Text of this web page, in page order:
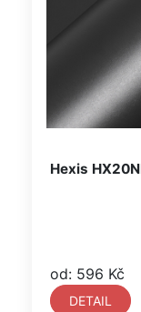
Hexis
od: 596 Kč
DETAIL